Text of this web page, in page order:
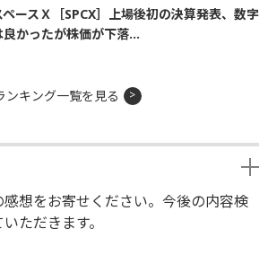
ペースＸ［SPCX］上場後初の決算発表、数字
良かったが株価が下落...
ンキング一覧を見る
想をお寄せください。今後の内容検
ただきます。